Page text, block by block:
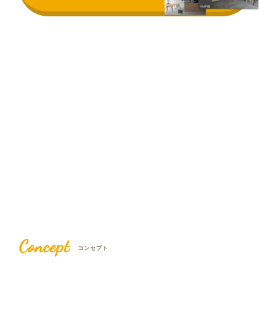
Concept コンセプト